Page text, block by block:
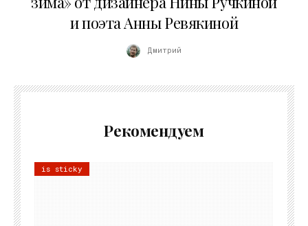
и поэта Анны Ревякиной
Дмитрий
Рекомендуем
is sticky